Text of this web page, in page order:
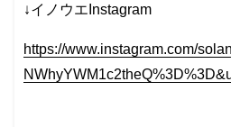
↓イノウエInstagram
https://www.instagram.com/